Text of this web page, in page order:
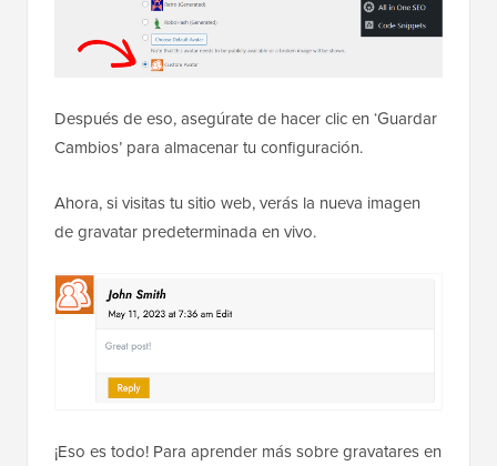
Después de eso, asegúrate de hacer clic en ‘Guardar
Cambios’ para almacenar tu configuración.
Ahora, si visitas tu sitio web, verás la nueva imagen
de gravatar predeterminada en vivo.
¡Eso es todo! Para aprender más sobre gravatares en